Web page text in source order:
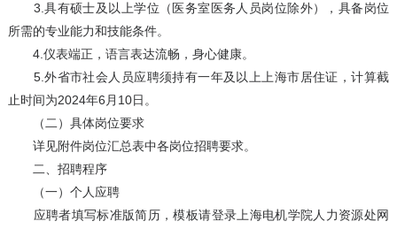
3.具有硕士及以上学位（医务室医务人员岗位除外），具备岗位
所需的专业能力和技能条件。
4.仪表端正，语言表达流畅，身心健康。
5.外省市社会人员应聘须持有一年及以上上海市居住证，计算截
止时间为2024年6月10日。
（二）具体岗位要求
详见附件岗位汇总表中各岗位招聘要求。
二、招聘程序
（一）个人应聘
应聘者填写标准版简历，模板请登录上海电机学院人力资源处网